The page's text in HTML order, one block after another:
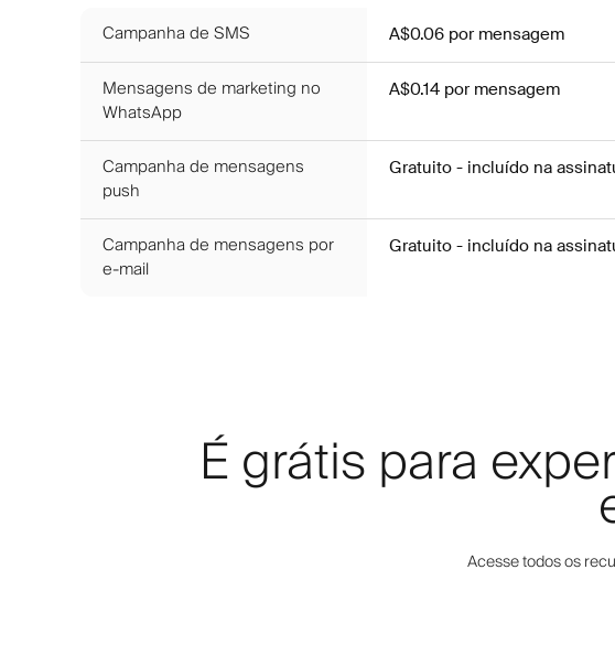
Campanha de SMS A$0.06 por mensagem
Mensagens de marketing no
WhatsApp
A$0.14 por mensagem
Campanha de mensagens
push
Gratuito - incluído na
Campanha de mensagens por
e-mail
Gratuito - incluído na
É grátis para
Acesse todos os